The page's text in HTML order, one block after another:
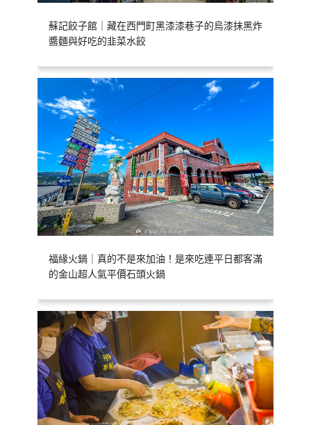
蘇記餃子館｜藏在西門町黑漆漆巷子的烏漆抹黑炸
醬麵與好吃的韭菜水餃
福緣火鍋｜真的不是來加油！是來吃連平日都客滿
的金山超人氣平價石頭火鍋